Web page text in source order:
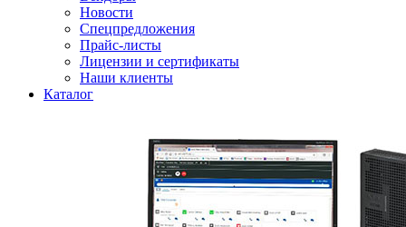
Новости
Спецпредложения
Прайс-листы
Лицензии и сертификаты
Наши клиенты
Каталог